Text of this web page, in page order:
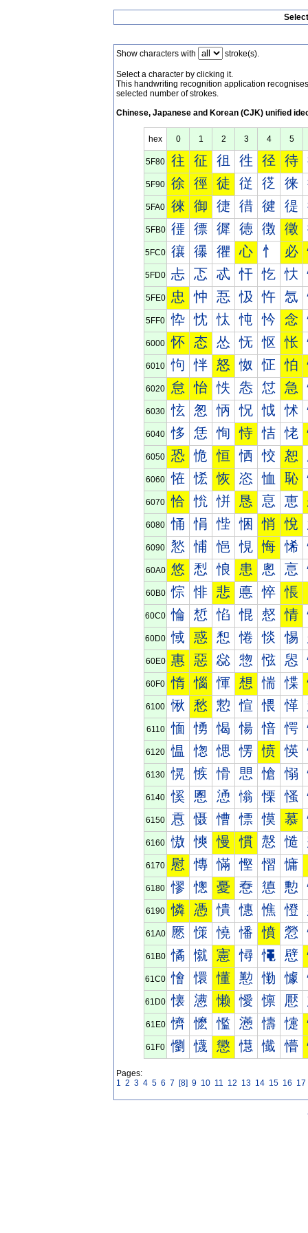
Show characters with stroke(s).
Select a character by clicking it.
This handwriting recognition application
selected number of strokes.
Chinese, Japanese and Korean (CJK) unified
hex 0 1 2 3 4 5
5F80 往 征 徂 徃 径 待
5F90 徐 徑 徒 従 徔 徕
5FA0 徠 御 徢 徣 徤 徥
5FB0 徰 徱 徲 徳 徴 徵
5FC0 忀 忁 忂 心 忄 必
5FD0 忐 忑 忒 忓 忔 忕
5FE0 忠 忡 忢 忣 忤 忥
5FF0 忰 忱 忲 忳 忴 念
6000 怀 态 怂 怃 怄 怅
6010 怐 怑 怒 怓 怔 怕
6020 怠 怡 怢 怣 怤 急
6030 怰 怱 怲 怳 怴 怵
6040 恀 恁 恂 恃 恄 恅
6050 恐 恑 恒 恓 恔 恕
6060 恠 恡 恢 恣 恤 恥
6070 恰 恱 恲 恳 恴 恵
6080 悀 悁 悂 悃 悄 悅
6090 悐 悑 悒 悓 悔 悕
60A0 悠 悡 悢 患 悤 悥
60B0 悰 悱 悲 悳 悴 悵
60C0 惀 惁 惂 惃 惄 情
60D0 惐 惑 惒 惓 惔 惕
60E0 惠 惡 惢 惣 惤 惥
60F0 惰 惱 惲 想 惴 惵
6100 愀 愁 愂 愃 愄 愅
6110 愐 愑 愒 愓 愔 愕
6120 愠 愡 愢 愣 愤 愥
6130 愰 愱 愲 愳 愴 愵
6140 慀 慁 慂 慃 慄 慅
6150 慐 慑 慒 慓 慔 慕
6160 慠 慡 慢 慣 慤 慥
6170 慰 慱 慲 慳 慴 慵
6180 憀 憁 憂 憃 憄 憅
6190 憐 憑 憒 憓 憔 憕
61A0 憠 憡 憢 憣 憤 憥
61B0 憰 憱 憲 憳 憴 憵
61C0 懀 懁 懂 懃 懄 懅
61D0 懐 懑 懒 懓 懔 懕
61E0 懠 懡 懢 懣 懤 懥
61F0 懰 懱 懲 懳 懴 懵
Pages:
1 2 3 4 5 6 7 [8] 9 10 11 12 13 14 15 16 17